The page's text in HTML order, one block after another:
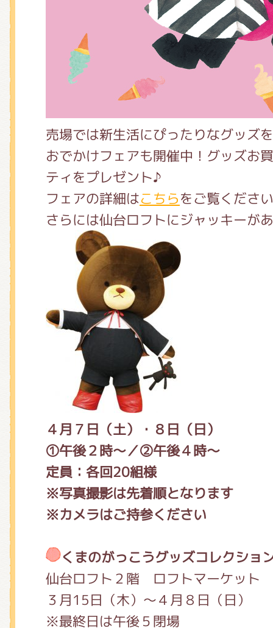
売場では新生活にぴったりなグッズ
おでかけフェアも開催中！グッズお
ティをプレゼント♪
フェアの詳細はこちらをご覧くださ
さらには仙台ロフトにジャッキーが
４月７日（土）・８日（日）
①午後２時～／②午後４時～
定員：各回20組様
※写真撮影は先着順となります
※カメラはご持参ください
くまのがっこうグッズコレクショ
仙台ロフト２階 ロフトマーケット
３月15日（木）～４月８日（日）
※最終日は午後５閉場